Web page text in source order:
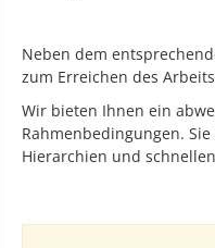
Neben dem
zum Erreichen des
Wir bieten Ihnen ein
Rahmenbedingungen.
Hierarchien und